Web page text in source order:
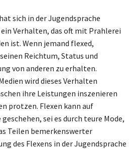
sich in der Jugendsprache
Verhalten, das oft mit Prahlerei
ist. Wenn jemand flexed,
Reichtum, Status und
von anderen zu erhalten.
wird dieses Verhalten
ihre Leistungen inszenieren
protzen. Flexen kann auf
sei es durch teure Mode,
Teilen bemerkenswerter
des Flexens in der Jugendsprache